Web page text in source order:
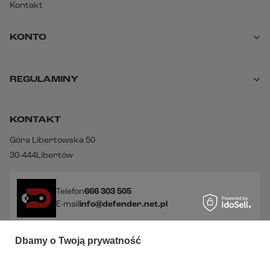
Kontakt
KONTO
REGULAMINY
KONTAKT
Góra Libertowska 50
30-444Libertów
Telefon666 303 505
E-mailinfo@defender.net.pl
Dbamy o Twoją prywatność